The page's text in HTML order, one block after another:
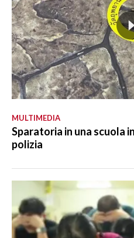
MULTIMEDIA
Sparatoria in una scuola
polizia